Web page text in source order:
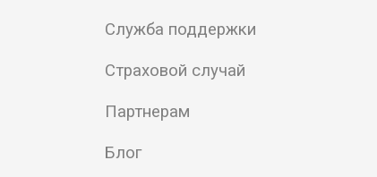
Служба поддержки
Страховой случай
Партнерам
Блог